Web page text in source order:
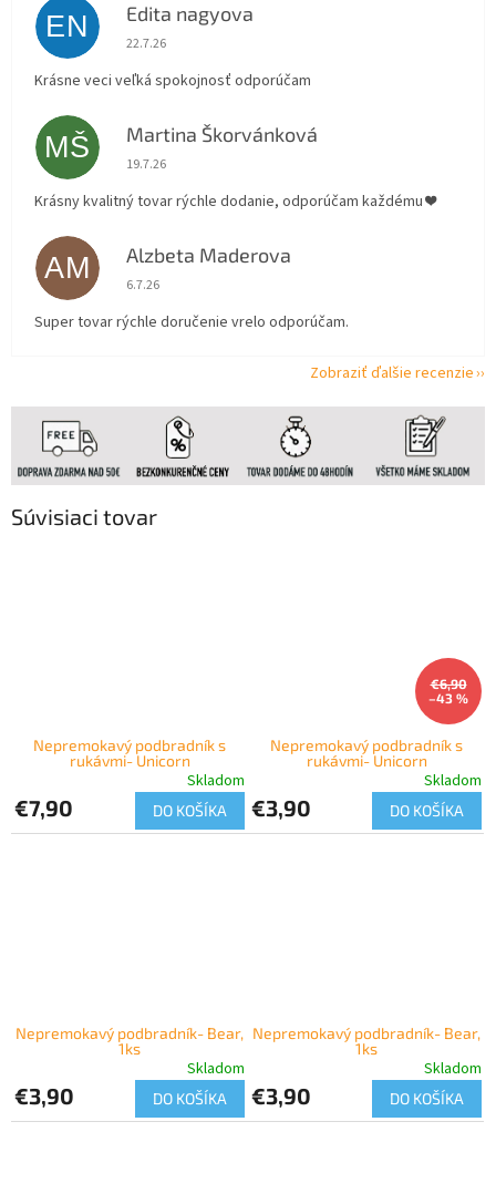
Súvisiaci tovar
Nepremokavý podbradník s
rukávmi- Unicorn
Skladom
€7,90 DO KOŠÍKA
€6,90
–43 %
Nepremokavý podbradník s
rukávmi- Unicorn
Skladom
€3,90 DO KOŠÍKA
Nepremokavý podbradník- Bear,
1ks
Skladom
€3,90 DO KOŠÍKA
Nepremokavý podbradník- Bear,
1ks
Skladom
€3,90 DO KOŠÍKA
EN Edita nagyova
Hodnotenie obchodu je 5 z 5 hviezdičiek.
22.7.26
Krásne veci veľká spokojnosť odporúčam
MŠ Martina Škorvánková
Hodnotenie obchodu je 5 z 5 hviezdičiek.
19.7.26
Krásny kvalitný tovar rýchle dodanie, odporúčam každému ❤️
AM Alzbeta Maderova
Hodnotenie obchodu je 5 z 5 hviezdičiek.
6.7.26
Super tovar rýchle doručenie vrelo odporúčam.
Zobraziť ďalšie recenzie